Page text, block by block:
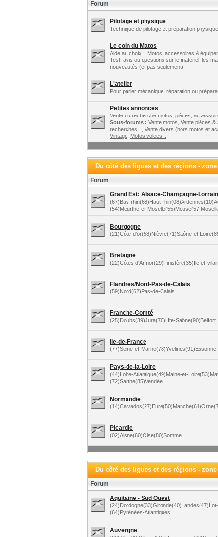
Forum
Pilotage et physique
Technique de pilotage et préparation
Le coin du Matos
Aide au choix... Motos, accessoires &
Test, avis ou questions sur le matériel, les
nouveautés (et pas seulement)!
L'atelier
Pour parler mécanique, réparation ou
Petites annonces
Vente ou recherche motos, pièces,
Sous-forums : Vente motos Vente pièces &
recherches...
Vente divers (hors motos et
Vintage, Motos volées...
Du côté des ligues et des régions -
Forum
Grand Est: Alsace-Champagne-
(67)Bas-rhin(68)Haut-
(54)Meurthe-et-
Bourgogne
(21)Côte-d'or(58)Nièvre(71)Saône-et-
Bretagne
(22)Côtes d'Armor(29)Finistère(35)Ile-et-
Flandres/Nord-Pas-de-Calais
(59)Nord(62)Pas-de-Calais
Franche-Comté
(25)Doubs(39)Jura(70)Hte-Saône(90)Belfort
Ile-de-France
(77)Seine-et-
Pays-de-la-Loire
(44)Loire-Atlantique(49)Maine-et-
(72)Sarthe(85)Vendée
Normandie
Picardie
(02)Aisne(60)Oise(80)Somme
Du côté des ligues et des régions -
Forum
Aquitaine - Sud Ouest
(64)Pyrénées-Atlantiques
Auvergne